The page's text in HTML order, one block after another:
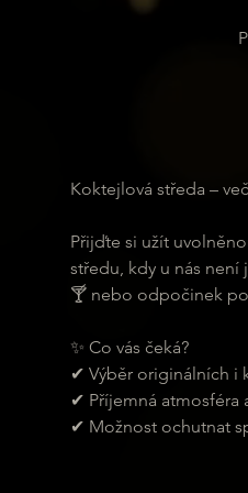
Koktejlová středa –
Přijďte si užít
středu, kdy u nás
🍸 nebo odpočinek
✨ Co vás čeká?
✔ Výběr originálních i
✔ Příjemná atmosféra
✔ Možnost ochutnat